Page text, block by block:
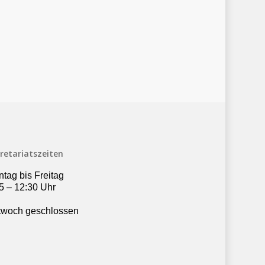
bis Freitag
– 12:30 Uhr
geschlossen